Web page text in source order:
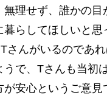
無理せず、誰かの目
暮らしてほしいと思
さんがいるのであ
うで、Tさんも当初
が安心というご意見